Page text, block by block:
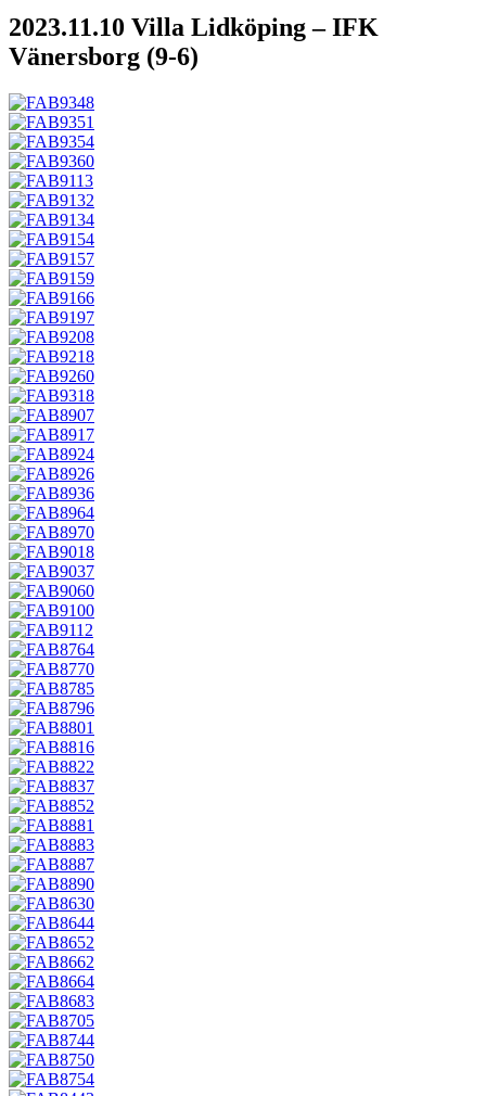
2023.11.10 Villa Lidköping – IFK
Vänersborg (9-6)